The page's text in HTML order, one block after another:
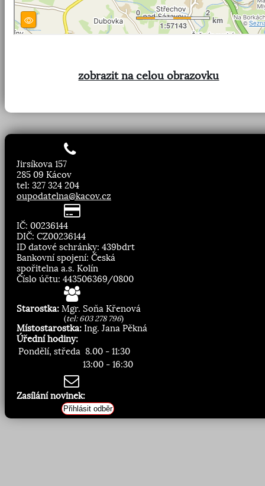
zobrazit na celou obrazovku
Jirsíkova 157
285 09 Kácov
tel: 327 324 204
oupodatelna@kacov.cz
IČ: 00236144
DIČ: CZ00236144
ID datové schránky: 439bdrt
Bankovní spojení: Česká
spořitelna a.s. Kolín
Číslo účtu: 443506369/0800
Starostka: Mgr. Soňa Křenová
(tel: 603 278 796)
Místostarostka: Ing. Jana Pěkná
Úřední hodiny:
Pondělí, středa 8.00 - 11:30
13:00 - 16:30
Zasílání novinek:
Přihlásit odběr